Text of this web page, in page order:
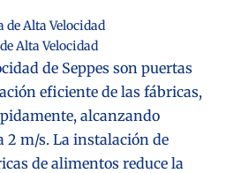
Alta Velocidad
de Seppes son puertas
eficiente de las fábricas,
alcanzando
2 m/s. La instalación de
de alimentos reduce la